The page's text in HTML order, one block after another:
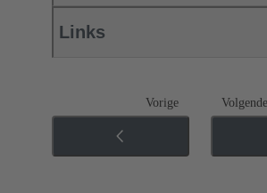
Links
Vorige Volgende